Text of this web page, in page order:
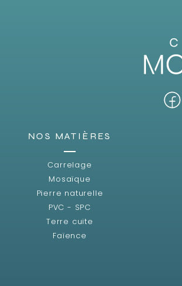
NOS MATIÈRES
Carrelage
Mosaïque
Pierre naturelle
PVC - SPC
Terre cuite
Faïence